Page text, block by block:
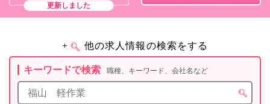
更新しました
+ 他の求人情報の検索をする
キーワードで検索 職種、キーワード、会社名など